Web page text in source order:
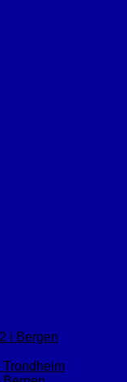
i Bergen